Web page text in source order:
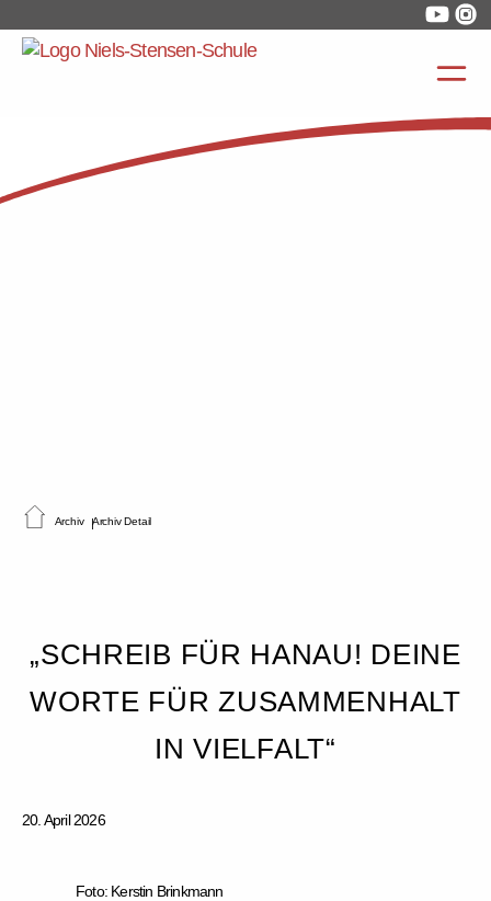
Archiv Archiv Detail
„SCHREIB FÜR HANAU! DEINE
WORTE FÜR ZUSAMMENHALT
IN VIELFALT“
20. April 2026
Foto: Kerstin Brinkmann